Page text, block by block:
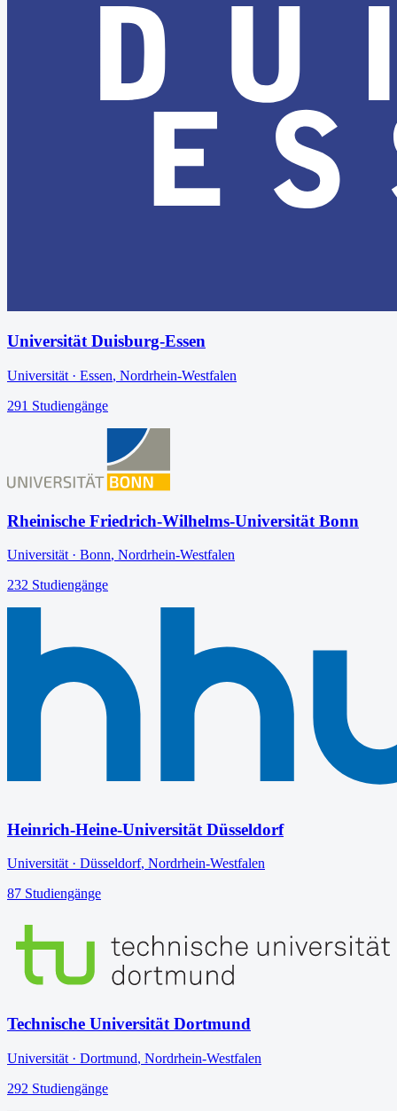
Universität Duisburg-Essen
Universität · Essen, Nordrhein-Westfalen
291 Studiengänge
Rheinische Friedrich-Wilhelms-Universität Bonn
Universität · Bonn, Nordrhein-Westfalen
232 Studiengänge
Heinrich-Heine-Universität Düsseldorf
Universität · Düsseldorf, Nordrhein-Westfalen
87 Studiengänge
Technische Universität Dortmund
Universität · Dortmund, Nordrhein-Westfalen
292 Studiengänge